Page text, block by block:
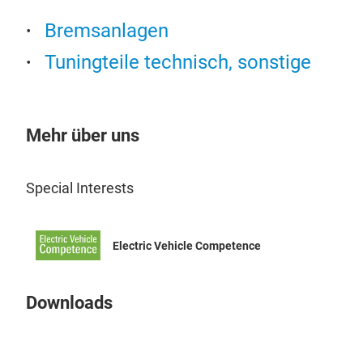
Bremsanlagen
Tuningteile technisch, sonstige
Mehr über uns
Special Interests
Electric Vehicle Competence
Downloads